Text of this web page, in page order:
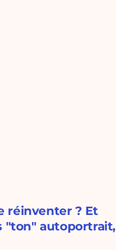
réinventer ? Et
"ton" autoportrait,